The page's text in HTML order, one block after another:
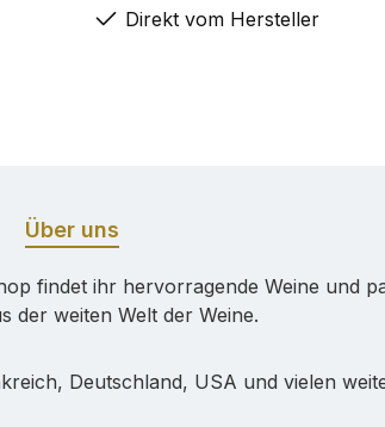
Direkt vom Hersteller
Über uns
findet ihr hervorragende Weine und
der weiten Welt der Weine.
Deutschland, USA und vielen